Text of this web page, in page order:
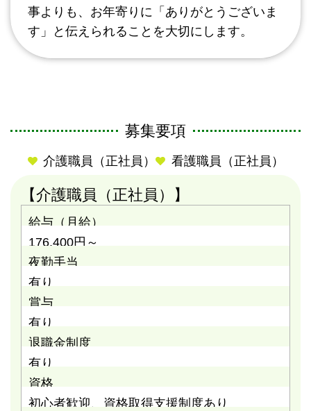
事よりも、お年寄りに「ありがとうございま
す」と伝えられることを大切にします。
募集要項
介護職員（正社員） 看護職員（正社員）
【介護職員（正社員）】
給与（月給）
176,400円～
夜勤手当
有り
賞与
有り
退職金制度
有り
資格
初心者歓迎、資格取得支援制度あり